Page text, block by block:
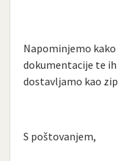
Napominjemo kako
dokumentacije te ih
dostavljamo kao
S poštovanjem,